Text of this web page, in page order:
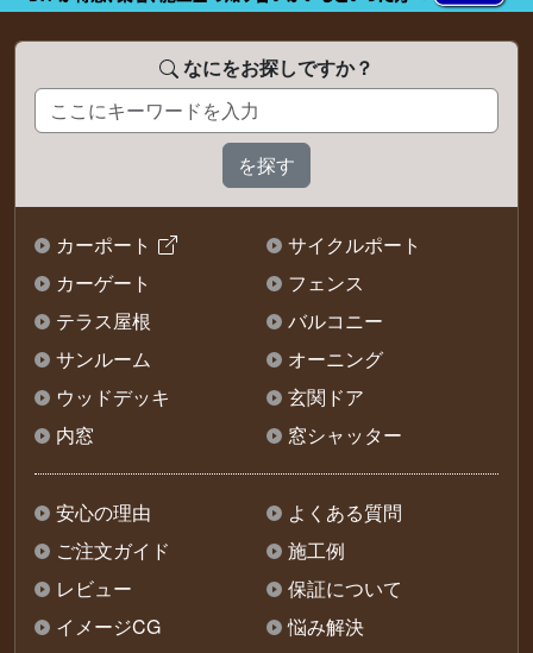
なにをお探しですか？
カーポート
サイクルポート
カーゲート
フェンス
テラス屋根
バルコニー
サンルーム
オーニング
ウッドデッキ
玄関ドア
内窓
窓シャッター
安心の理由
よくある質問
ご注文ガイド
施工例
レビュー
保証について
イメージCG
悩み解決